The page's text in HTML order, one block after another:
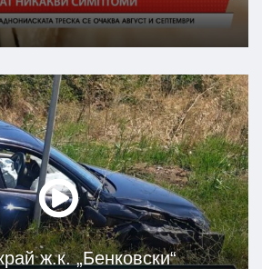
ж.к. „Бенковски“